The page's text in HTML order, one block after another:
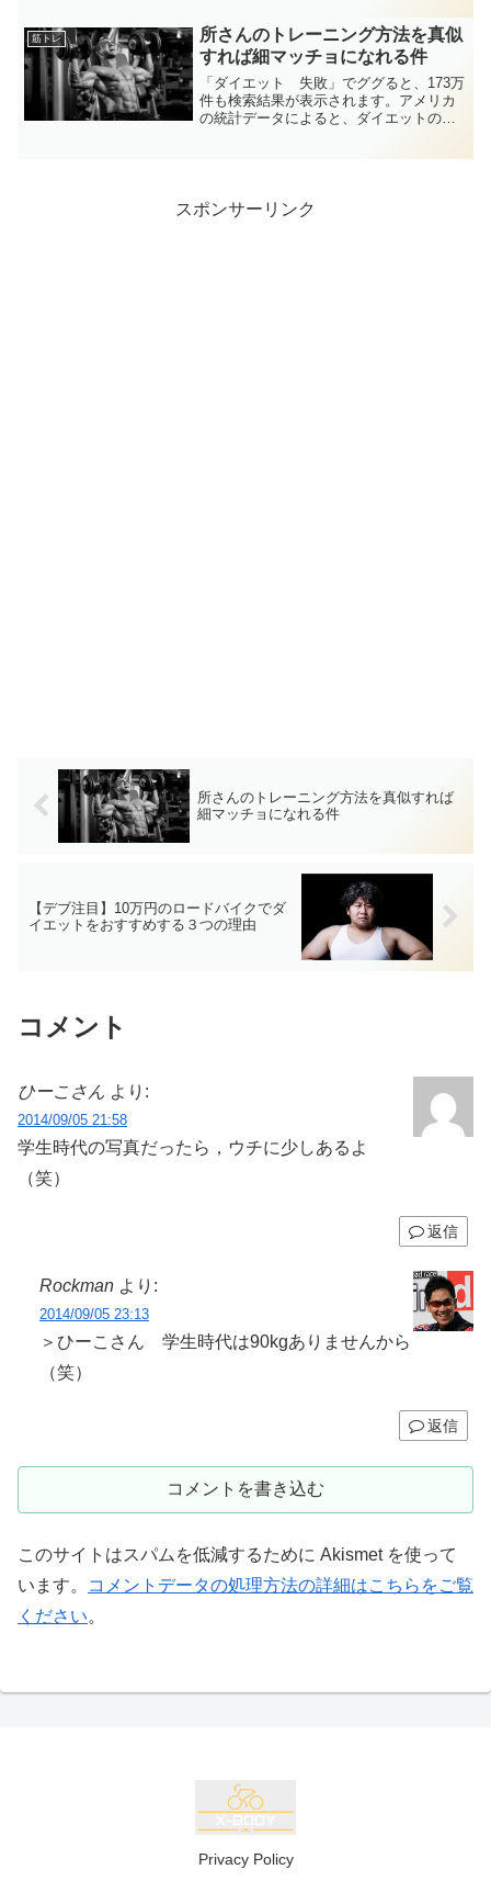
ょう。ガリガリ体型やメタ...
筋トレ
所さんのトレーニング方法を真似
すれば細マッチョになれる件
「ダイエット 失敗」でググると、173万
件も検索結果が表示されます。アメリカ
の統計データによると、ダイエットの成
スポンサーリンク
所さんのトレーニング方法を真似すれば
細マッチョになれる件
【デブ注目】10万円のロードバイクでダ
イエットをおすすめする３つの理由
コメント
ひーこさん より:
2014/09/05 21:58
学生時代の写真だったら，ウチに少しあるよ
（笑）
返信
Rockman より:
2014/09/05 23:13
＞ひーこさん 学生時代は90kgありませんから
（笑）
返信
コメントを書き込む
このサイトはスパムを低減するために Akismet を使って
います。
コメントデータの処理方法の詳細はこちらをご覧
ください。
Privacy Policy